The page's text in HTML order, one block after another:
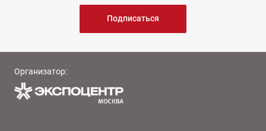
Подписаться
Организатор: